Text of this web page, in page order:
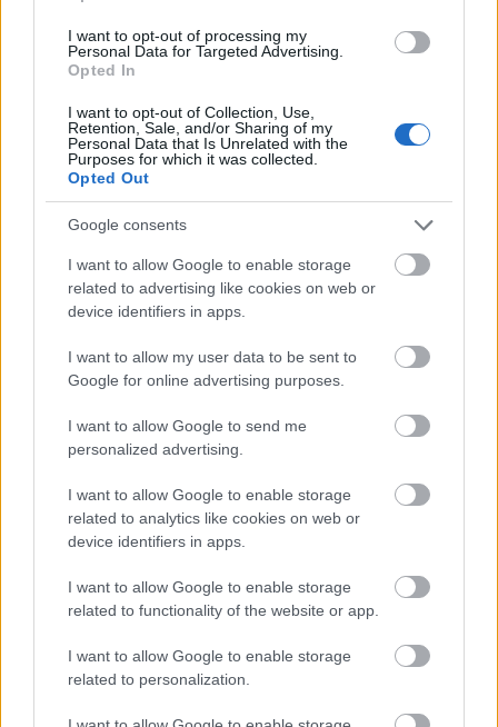
I want to opt-out of processing my
Personal Data for Targeted Advertising.
Opted In
I want to opt-out of Collection, Use,
Retention, Sale, and/or Sharing of my
Personal Data that Is Unrelated with the
Purposes for which it was collected.
Opted Out
Google consents
I want to allow Google to enable storage
related to advertising like cookies on web or
device identifiers in apps.
I want to allow my user data to be sent to
Google for online advertising purposes.
I want to allow Google to send me
personalized advertising.
I want to allow Google to enable storage
related to analytics like cookies on web or
device identifiers in apps.
I want to allow Google to enable storage
related to functionality of the website or app.
I want to allow Google to enable storage
related to personalization.
HE-DO
Látványos építési szakasz indult be a Flórián téri
A tartós nyári hőség jelentős kihívás elé állítja a KM Építőt,
ennek ellenére folyamatosan halad az aszfaltozás.
Hideg újrahasznosítási technológiával
turistacélpontjának főútját - FOTÓK
Útfelújítások Heves megyében –
négyszámjegyű utak korszerűsítése